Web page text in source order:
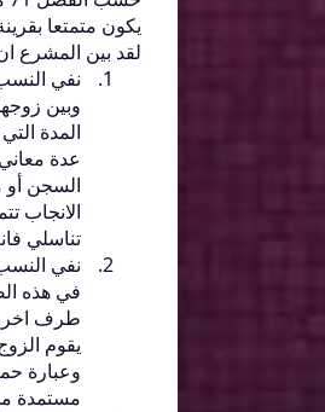
يكون متمتعا
لقد بين المشرع
وبين
عدة
السجن أو
الانجاب
تناسلي
في هذه
طرف اخر،
يقوم
وعبارة
مستمدة